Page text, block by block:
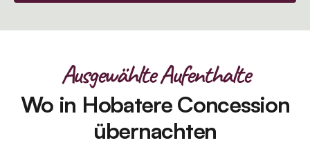
Ausgewählte Aufenthalte
Wo in Hobatere Concession
übernachten